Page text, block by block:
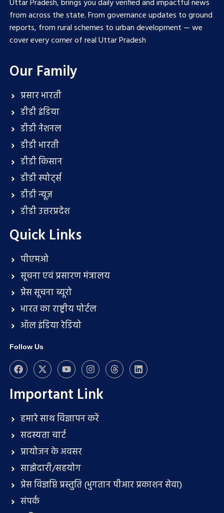
Uttar Pradesh, brings you daily verified and impactful news
from across the state. From governance updates to ground
reports, from rural schemes to urban development — we
cover every corner of real Uttar Pradesh
Our Family
प्रसार भारती
डीडी इंडिया
डीडी नेशनल
डीडी भारती
डीडी किसान
डीडी स्पोर्ट्स
डीडी न्यूज़
डीडी उत्तरप्रदेश
Quick Links
पीएमओ
सूचना एवं प्रसारण मंत्रालय
प्रेस सूचना ब्यूरो
भारत का राष्ट्रीय पोर्टल
ऑल इंडिया रेडियो
Follow Us
Important Link
हमारे साथ विज्ञापन करें
सदस्यता चार्ट
प्रायोजन के अवसर
साझेदारी/सहयोग
प्रेस विज्ञप्ति प्रस्तुति (भुगतान पीआर प्रकाशन सेवा)
संपर्क